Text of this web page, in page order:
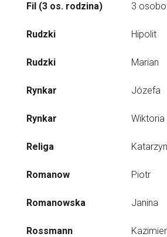
Fil (3 os. rodzina) 3
Rudzki Hipolit
Rudzki Marian
Rynkar Józefa
Rynkar Wiktoria
Religa
Romanow Piotr
Romanowska Janina
Rossmann